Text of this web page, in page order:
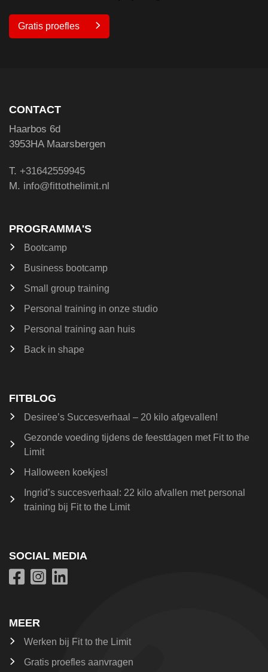
Gratis proefles
CONTACT
Haarbos 6d
3953HA Maarsbergen
T. +31642559945
M. info@fittothelimit.nl
PROGRAMMA'S
Bootcamp
Business bootcamp
Small group training
Personal training in onze studio
Personal training aan huis
Back in shape
FITBLOG
Desiree’s Succesverhaal – 20 kilo afgevallen!
Gezonde voeding tijdens de feestdagen met Fit to the
Limit
Halloween koekjes!
Ingrid’s succesverhaal: 22 kilo afvallen met personal
training bij Fit to the Limit
SOCIAL MEDIA
MEER
Werken bij Fit to the Limit
Gratis proefles aanvragen